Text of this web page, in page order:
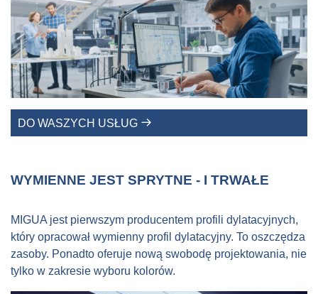
DO WASZYCH USŁUG
WYMIENNE JEST SPRYTNE - I TRWAŁE
MIGUA jest pierwszym producentem profili dylatacyjnych,
który opracował wymienny profil dylatacyjny. To oszczędza
zasoby. Ponadto oferuje nową swobodę projektowania, nie
tylko w zakresie wyboru kolorów.